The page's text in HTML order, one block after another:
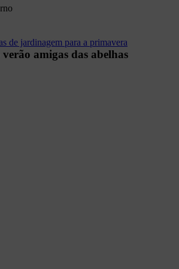
de jardinagem para a primavera
amigas das abelhas